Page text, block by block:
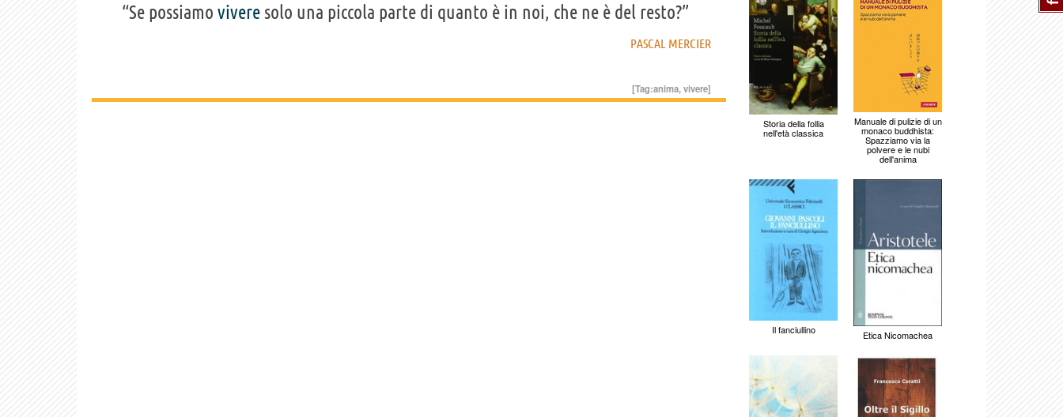
“Se possiamo vivere solo una piccola parte di quanto è in noi, che ne è del resto?”
PASCAL MERCIER
[Tag:anima,vivere]
Storia della follia
nell'età classica
Manuale di pulizie di un
monaco buddhista:
Spazziamo via la
polvere e le nubi
dell'anima
Il fanciullino Etica Nicomachea